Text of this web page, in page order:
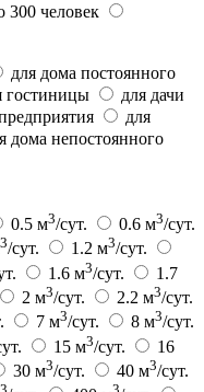
300 человек
для дома постоянного
гостиницы
для дачи
для
дома непостоянного
0.5 м3/сут. 0.6 м3/сут.
3/сут. 1.2 м3/сут.
1.6 м3/сут.
1.7
2 м3/сут. 2.2 м3/сут.
7 м3/сут. 8 м3/сут.
15 м3/сут.
16
30 м3/сут. 40 м3/сут.